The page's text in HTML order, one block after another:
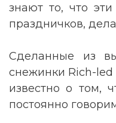
знают то, что
праздничков,
Сделанные из
снежинки Rich-
известно о том,
постоянно